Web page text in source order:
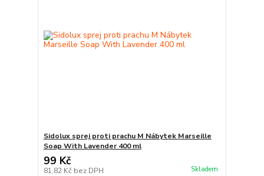
Sidolux sprej proti prachu M Nábytek Marseille
Soap With Lavender 400 ml
99 Kč
81,82 Kč bez DPH Skladem